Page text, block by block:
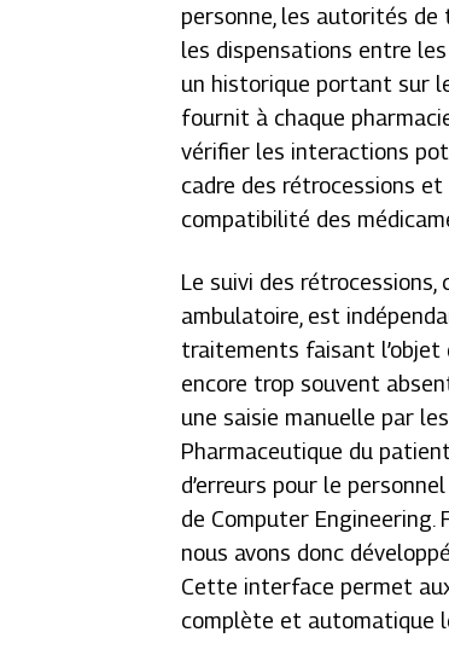
personne, les autorités
les dispensations entre
un historique portant sur
fournit à chaque
vérifier les interactions
cadre des rétrocessions et
compatibilité des
Le suivi des
ambulatoire, est
traitements faisant l’objet
encore trop souvent
une saisie manuelle par
Pharmaceutique du
d’erreurs pour le
de Computer Engineering.
nous avons donc
Cette interface permet
complète et automatique